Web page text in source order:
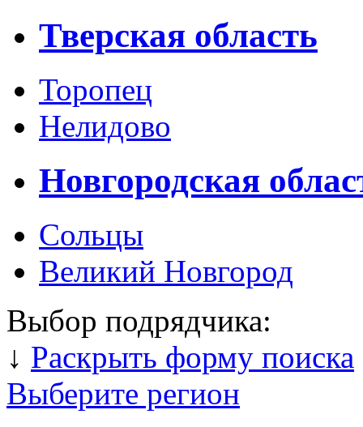
Тверская область
Торопец
Нелидово
Новгородская
Сольцы
Великий Новгород
Выбор подрядчика:
↓ Раскрыть форму поиска
Выберите регион